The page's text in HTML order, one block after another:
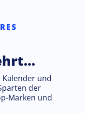
und
der
Marken und